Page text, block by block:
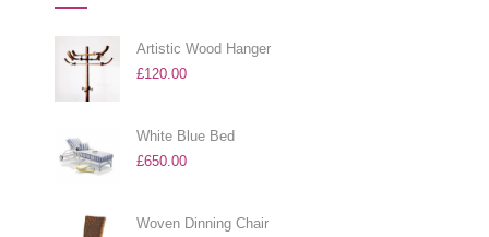
Artistic Wood Hanger
£120.00
White Blue Bed
£650.00
Woven Dinning Chair